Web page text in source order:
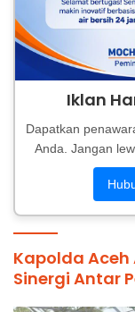
Iklan
Dapatkan
Anda. Jangan
Kapolda Aceh
Sinergi Antar